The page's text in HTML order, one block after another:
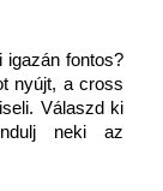
igazán fontos?
nyújt, a cross
Válaszd ki
neki az